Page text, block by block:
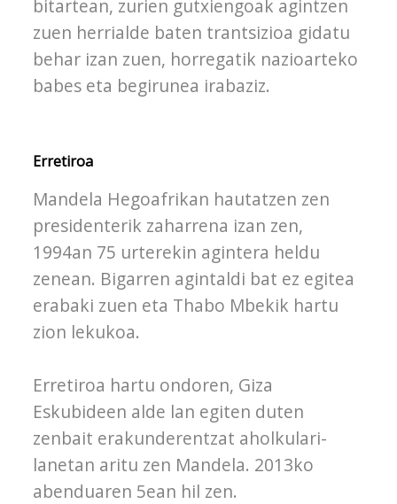
bitartean, zurien gutxiengoak agintzen
zuen herrialde baten trantsizioa gidatu
behar izan zuen, horregatik nazioarteko
babes eta begirunea irabaziz.
Erretiroa
Mandela Hegoafrikan hautatzen zen
presidenterik zaharrena izan zen,
1994an 75 urterekin agintera heldu
zenean. Bigarren agintaldi bat ez egitea
erabaki zuen eta Thabo Mbekik hartu
zion lekukoa.
Erretiroa hartu ondoren, Giza
Eskubideen alde lan egiten duten
zenbait erakunderentzat aholkulari-
lanetan aritu zen Mandela. 2013ko
abenduaren 5ean hil zen.